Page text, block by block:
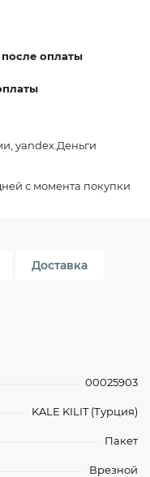
после оплаты
yandex.Деньги
с момента покупки
Доставка
00025903
KALE KILIT (Турция)
Пакет
Врезной